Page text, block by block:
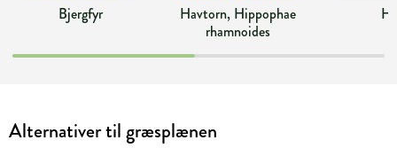
Bjergfyr
Havtorn, Hippophae
rhamnoides
Alternativer til græsplænen